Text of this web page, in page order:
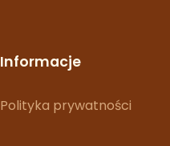
Informacje
Polityka prywatności